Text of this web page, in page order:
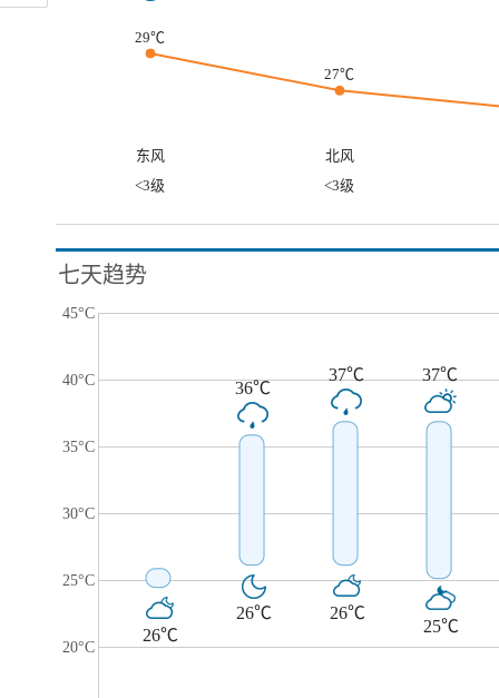
29℃
27℃
东风
北风
<3级
<3级
七天趋势
45°C
40°C
35°C
30°C
25°C
20°C
26℃
36℃
26℃
37℃
26℃
37℃
25℃